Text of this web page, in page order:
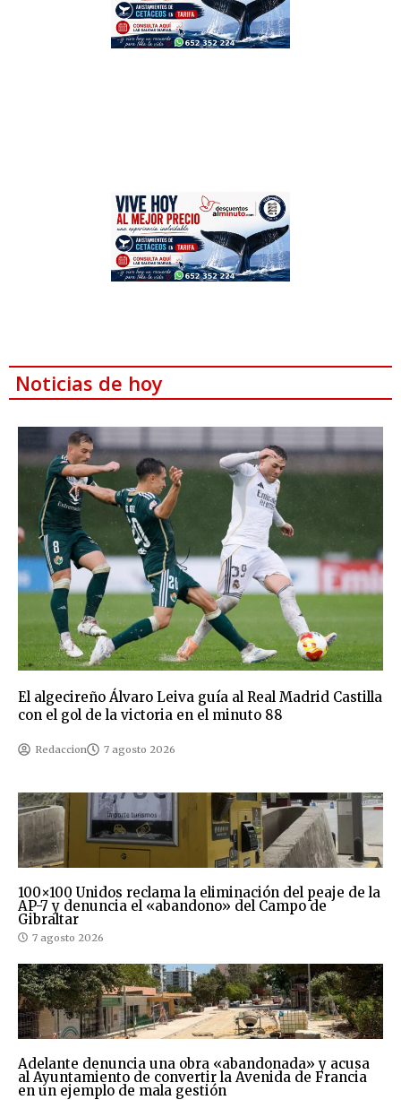
Noticias de hoy
El algecireño Álvaro Leiva guía al Real Madrid Castilla
con el gol de la victoria en el minuto 88
Redaccion 7 agosto 2026
100×100 Unidos reclama la eliminación del peaje de la
AP-7 y denuncia el «abandono» del Campo de
Gibraltar
7 agosto 2026
Adelante denuncia una obra «abandonada» y acusa
al Ayuntamiento de convertir la Avenida de Francia
en un ejemplo de mala gestión